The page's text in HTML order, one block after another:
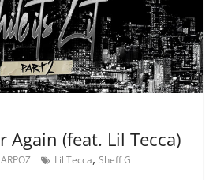
Again (feat. Lil Tecca)
ARPOZ Lil Tecca,Sheff G